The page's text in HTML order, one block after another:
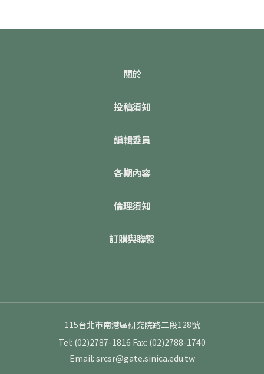
關於
投稿須知
編輯委員
各期內容
倫理須知
訂購與聯繫
115台北市南港區研究院路二段128號
Tel: (02)2787-1816 Fax: (02)2788-1740
Email: srcsr@gate.sinica.edu.tw